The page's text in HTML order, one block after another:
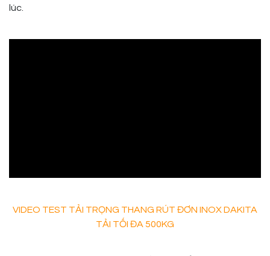
lúc.
VIDEO TEST TẢI TRỌNG THANG RÚT ĐƠN INOX DAKITA
TẢI TỐI ĐA 500KG